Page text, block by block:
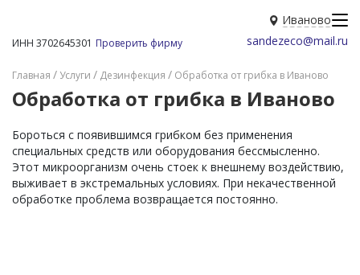
Иваново
ИНН 3702645301 Проверить фирму sandezeco@mail.ru
Главная Услуги Дезинфекция Обработка от грибка в Иваново
Обработка от грибка в Иваново
Бороться с появившимся грибком без применения
специальных средств или оборудования бессмысленно.
Этот микроорганизм очень стоек к внешнему воздействию,
выживает в экстремальных условиях. При некачественной
обработке проблема возвращается постоянно.